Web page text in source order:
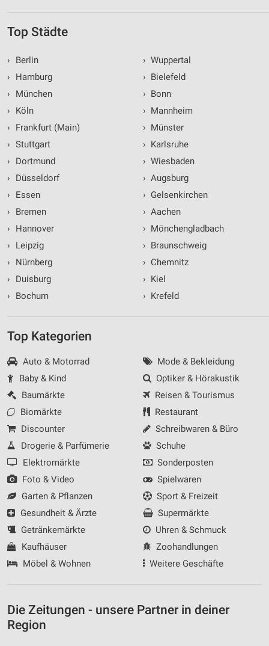
Top Städte
›
Berlin
›
Hamburg
›
München
›
Köln
›
Frankfurt (Main)
› Stuttgart
›
Dortmund
›
Düsseldorf
›
Essen
›
Bremen
›
Hannover
›
Leipzig
›
Nürnberg
›
Duisburg
›
Bochum
› Wuppertal
› Bielefeld
› Bonn
› Mannheim
› Münster
› Karlsruhe
› Wiesbaden
› Augsburg
› Gelsenkirchen
› Aachen
› Mönchengladbach
› Braunschweig
› Chemnitz
› Kiel
› Krefeld
Top Kategorien
Auto & Motorrad
Baby & Kind
Baumärkte
Biomärkte
Discounter
Drogerie & Parfümerie
Elektromärkte
Foto & Video
Garten & Pflanzen
Gesundheit & Ärzte
Getränkemärkte
Kaufhäuser
Möbel & Wohnen
Mode & Bekleidung
Optiker & Hörakustik
Reisen & Tourismus
Restaurant
Schreibwaren & Büro
Schuhe
Sonderposten
Spielwaren
Sport & Freizeit
Supermärkte
Uhren & Schmuck
Zoohandlungen
Weitere Geschäfte
Die Zeitungen - unsere Partner in deiner
Region